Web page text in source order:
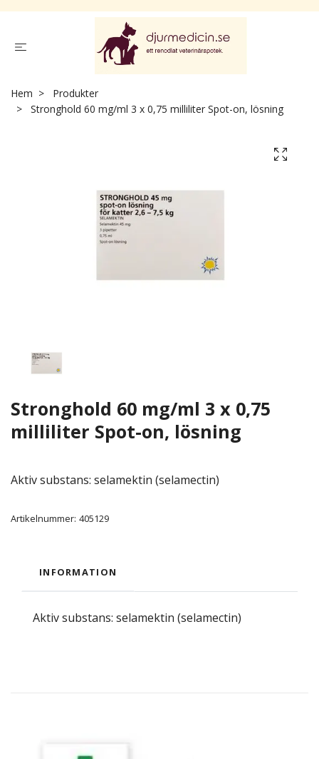
Hem
Produkter
Stronghold 60 mg/ml 3 x 0,75 milliliter Spot-on, lösning
Stronghold 60 mg/ml 3 x 0,75
milliliter Spot-on, lösning
Aktiv substans: selamektin (selamectin)
Artikelnummer: 405129
INFORMATION
Aktiv substans: selamektin (selamectin)